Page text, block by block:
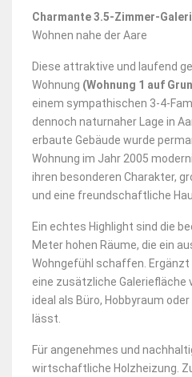
Charmante 3.5-Zimmer-
Wohnen nahe der Aare
Diese attraktive und laufend
Wohnung (Wohnung 1 auf
einem sympathischen 3-4-
dennoch naturnaher Lage in
erbaute Gebäude wurde
Wohnung im Jahr 2005
ihren besonderen Charakter,
und eine freundschaftliche
Ein echtes Highlight sind die
Meter hohen Räume, die ein
Wohngefühl schaffen. Ergänzt
eine zusätzliche Galeriefläche
ideal als Büro, Hobbyraum
lässt.
Für angenehmes und
wirtschaftliche Holzheizung.